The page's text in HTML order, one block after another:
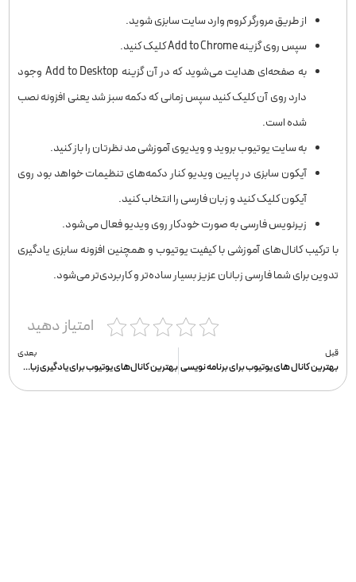
از طریق مرورگر کروم وارد سایت سابزی شوید.
سپس روی گزینه Add to Chrome کلیک کنید.
به صفحه‌ای هدایت می‌شوید که در آن گزینه Add to Desktop وجود
دارد روی آن کلیک کنید سپس زمانی که دکمه سبز شد یعنی افزونه نصب
شده است.
به سایت یوتیوب بروید و ویدیوی آموزشی مد نظرتان را باز کنید.
آیکون سابزی در پایین ویدیو کنار دکمه‌های تنظیمات خواهد بود روی
آیکون کلیک کنید و زبان فارسی را انتخاب کنید.
زیرنویس فارسی به صورت خودکار روی ویدیو فعال می‌شود.
با ترکیب کانال‌های آموزشی با کیفیت یوتیوب و همچنین افزونه سابزی یادگیری
تدوین برای شما فارسی زبانان عزیز بسیار ساده‌تر و کاربردی‌تر می‌شود.
امتیاز دهید
قبل
بهترین کانال های یوتیوب برای برنامه نویسی
بعدی
بهترین کانال‌های یوتیوب برای یادگیری زبان انگلیسی